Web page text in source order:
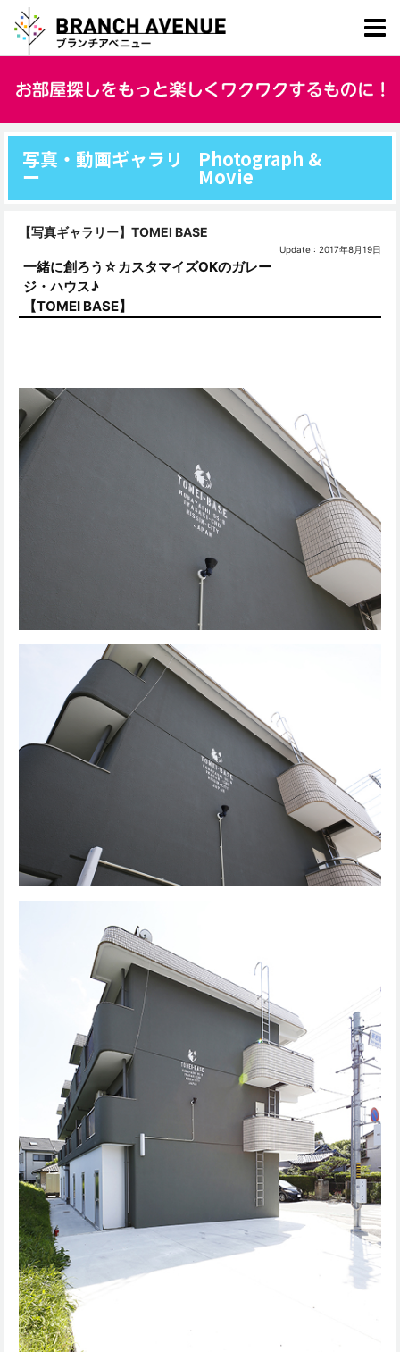
写真・動画ギャラリ
ー
Photograph &
Movie
【写真ギャラリー】TOMEI BASE
Update : 2017年8月19日
一緒に創ろう☆カスタマイズOKのガレー
ジ・ハウス♪
【TOMEI BASE】